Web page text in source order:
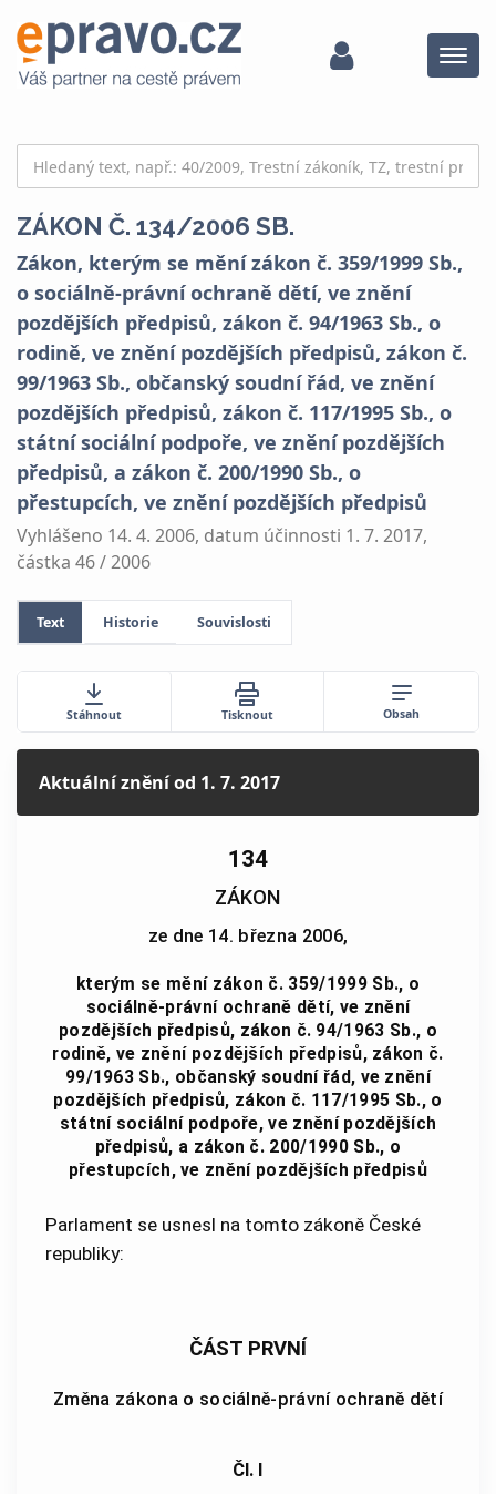
Menu
ZÁKON Č. 134/2006 SB.
Zákon, kterým se mění zákon č. 359/1999 Sb.,
o sociálně-právní ochraně dětí, ve znění
pozdějších předpisů, zákon č. 94/1963 Sb., o
rodině, ve znění pozdějších předpisů, zákon č.
99/1963 Sb., občanský soudní řád, ve znění
pozdějších předpisů, zákon č. 117/1995 Sb., o
státní sociální podpoře, ve znění pozdějších
předpisů, a zákon č. 200/1990 Sb., o
přestupcích, ve znění pozdějších předpisů
Vyhlášeno 14. 4. 2006, datum účinnosti 1. 7. 2017,
částka 46 / 2006
Text Historie Souvislosti
Stáhnout Tisknout Obsah
Aktuální zněníod 1. 7. 2017
134
ZÁKON
ze dne 14. března 2006,
kterým se mění zákon č. 359/1999 Sb., o
sociálně-právní ochraně dětí, ve znění
pozdějších předpisů, zákon č. 94/1963 Sb., o
rodině, ve znění pozdějších předpisů, zákon č.
99/1963 Sb., občanský soudní řád, ve znění
pozdějších předpisů, zákon č. 117/1995 Sb., o
státní sociální podpoře, ve znění pozdějších
předpisů, a zákon č. 200/1990 Sb., o
přestupcích, ve znění pozdějších předpisů
Parlament se usnesl na tomto zákoně České
republiky:
ČÁST PRVNÍ
Změna zákona o sociálně-právní ochraně dětí
Čl. I